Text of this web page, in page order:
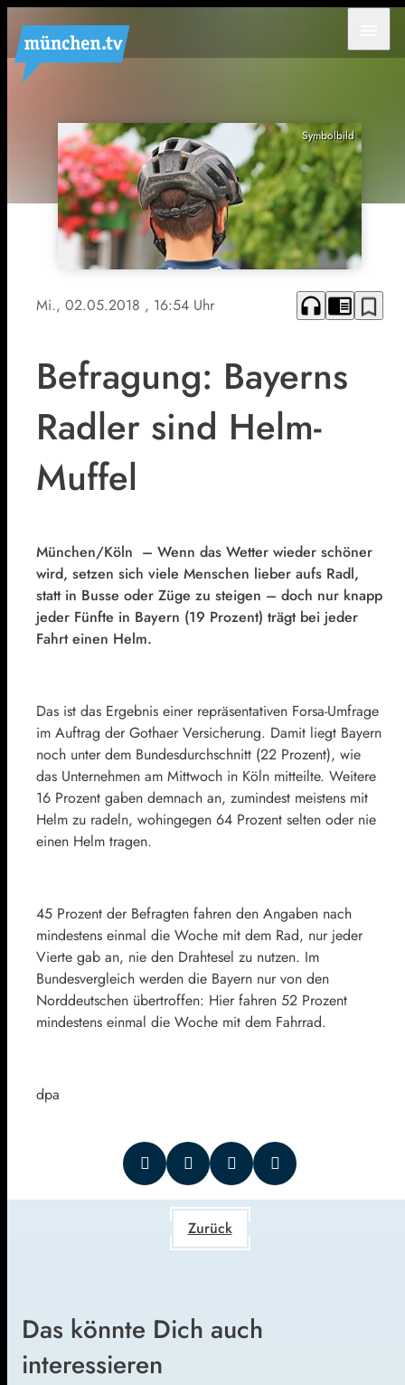
Symbolbild
Mi., 02.05.2018 , 16:54 Uhr headphones chrome_reader_mode bookmark_border
Befragung: Bayerns
Radler sind Helm-
Muffel
München/Köln – Wenn das Wetter wieder schöner
wird, setzen sich viele Menschen lieber aufs Radl,
statt in Busse oder Züge zu steigen – doch nur knapp
jeder Fünfte in Bayern (19 Prozent) trägt bei jeder
Fahrt einen Helm.
Das ist das Ergebnis einer repräsentativen Forsa-Umfrage
im Auftrag der Gothaer Versicherung. Damit liegt Bayern
noch unter dem Bundesdurchschnitt (22 Prozent), wie
das Unternehmen am Mittwoch in Köln mitteilte. Weitere
16 Prozent gaben demnach an, zumindest meistens mit
Helm zu radeln, wohingegen 64 Prozent selten oder nie
einen Helm tragen.
45 Prozent der Befragten fahren den Angaben nach
mindestens einmal die Woche mit dem Rad, nur jeder
Vierte gab an, nie den Drahtesel zu nutzen. Im
Bundesvergleich werden die Bayern nur von den
Norddeutschen übertroffen: Hier fahren 52 Prozent
mindestens einmal die Woche mit dem Fahrrad.
dpa
Zurück
Das könnte Dich auch
interessieren